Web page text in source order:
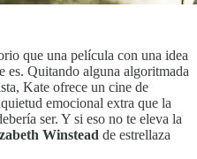
que una película con una idea
es. Quitando alguna algoritmada
Kate ofrece un cine de
emocional extra que la
ser. Y si eso no te eleva la
Winstead de estrellaza